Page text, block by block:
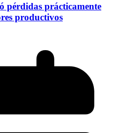
pérdidas prácticamente
productivos